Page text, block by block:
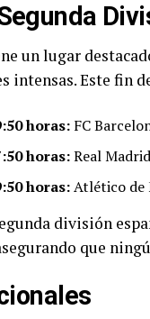
un lugar
intensas. Este fin
horas: FC
horas:Real
horas:Atlético de
división
que